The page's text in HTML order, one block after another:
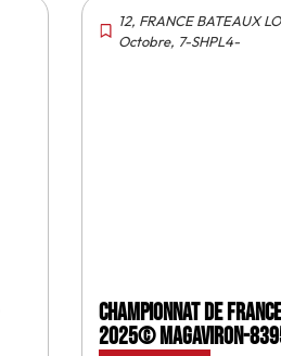
12, FRANCE BATEAUX
Octobre, 7-SHPL4-
Championnat de
2025© MagAviron-